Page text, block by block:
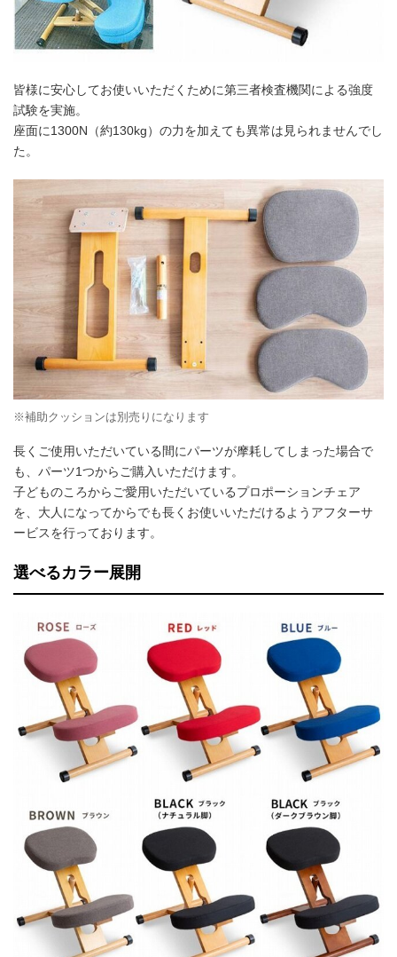
皆様に安心してお使いいただくために第三者検査機関による強度
試験を実施。
座面に1300N（約130kg）の力を加えても異常は見られませんでし
た。
※補助クッションは別売りになります
長くご使用いただいている間にパーツが摩耗してしまった場合で
も、パーツ1つからご購入いただけます。
子どものころからご愛用いただいているプロポーションチェア
を、大人になってからでも長くお使いいただけるようアフターサ
ービスを行っております。
選べるカラー展開